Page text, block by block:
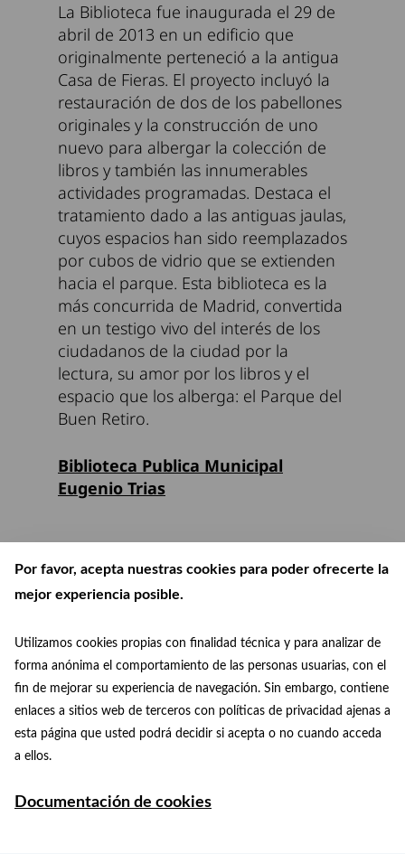
Por favor, acepta nuestras cookies para poder ofrecerte la
mejor experiencia posible.
Utilizamos cookies propias con finalidad técnica y para analizar de
forma anónima el comportamiento de las personas usuarias, con el
fin de mejorar su experiencia de navegación. Sin embargo, contiene
enlaces a sitios web de terceros con políticas de privacidad ajenas a
esta página que usted podrá decidir si acepta o no cuando acceda
a ellos.
Documentación de cookies
La Biblioteca fue inaugurada el 29 de
abril de 2013 en un edificio que
originalmente perteneció a la antigua
Casa de Fieras. El proyecto incluyó la
restauración de dos de los pabellones
originales y la construcción de uno
nuevo para albergar la colección de
libros y también las innumerables
actividades programadas. Destaca el
tratamiento dado a las antiguas jaulas,
cuyos espacios han sido reemplazados
por cubos de vidrio que se extienden
hacia el parque. Esta biblioteca es la
más concurrida de Madrid, convertida
en un testigo vivo del interés de los
ciudadanos de la ciudad por la
lectura, su amor por los libros y el
espacio que los alberga: el Parque del
Buen Retiro.
Biblioteca Publica Municipal
Eugenio Trias